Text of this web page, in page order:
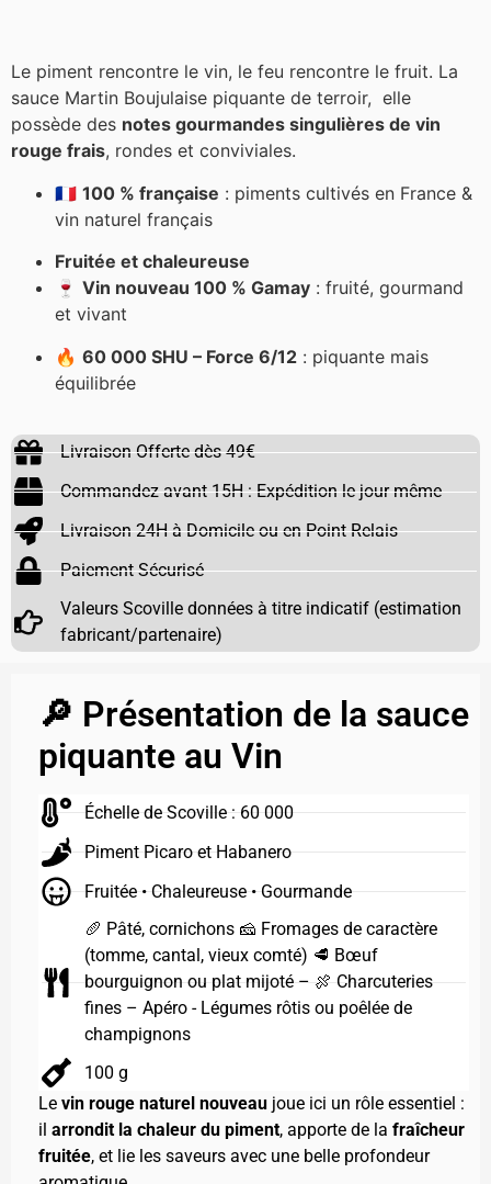
Le piment rencontre le vin, le feu rencontre le fruit. La
sauce Martin Boujulaise piquante de terroir, elle
possède des notes gourmandes singulières de vin
rouge frais, rondes et conviviales.
🇫🇷 100 % française : piments cultivés en France &
vin naturel français
Fruitée et chaleureuse
🍷 Vin nouveau 100 % Gamay : fruité, gourmand
et vivant
🔥 60 000 SHU – Force 6/12 : piquante mais
équilibrée
Livraison Offerte dès 49€
Commandez avant 15H : Expédition le jour même
Livraison 24H à Domicile ou en Point Relais
Paiement Sécurisé
Valeurs Scoville données à titre indicatif (estimation
fabricant/partenaire)
🔎 Présentation de la sauce
piquante au Vin
Échelle de Scoville : 60 000
Piment Picaro et Habanero
Fruitée • Chaleureuse • Gourmande
🥖 Pâté, cornichons 🧀 Fromages de caractère
(tomme, cantal, vieux comté) 🥩 Bœuf
bourguignon ou plat mijoté – 🍖 Charcuteries
fines – Apéro - Légumes rôtis ou poêlée de
champignons
100 g
Le vin rouge naturel nouveau joue ici un rôle essentiel :
il arrondit la chaleur du piment, apporte de la fraîcheur
fruitée, et lie les saveurs avec une belle profondeur